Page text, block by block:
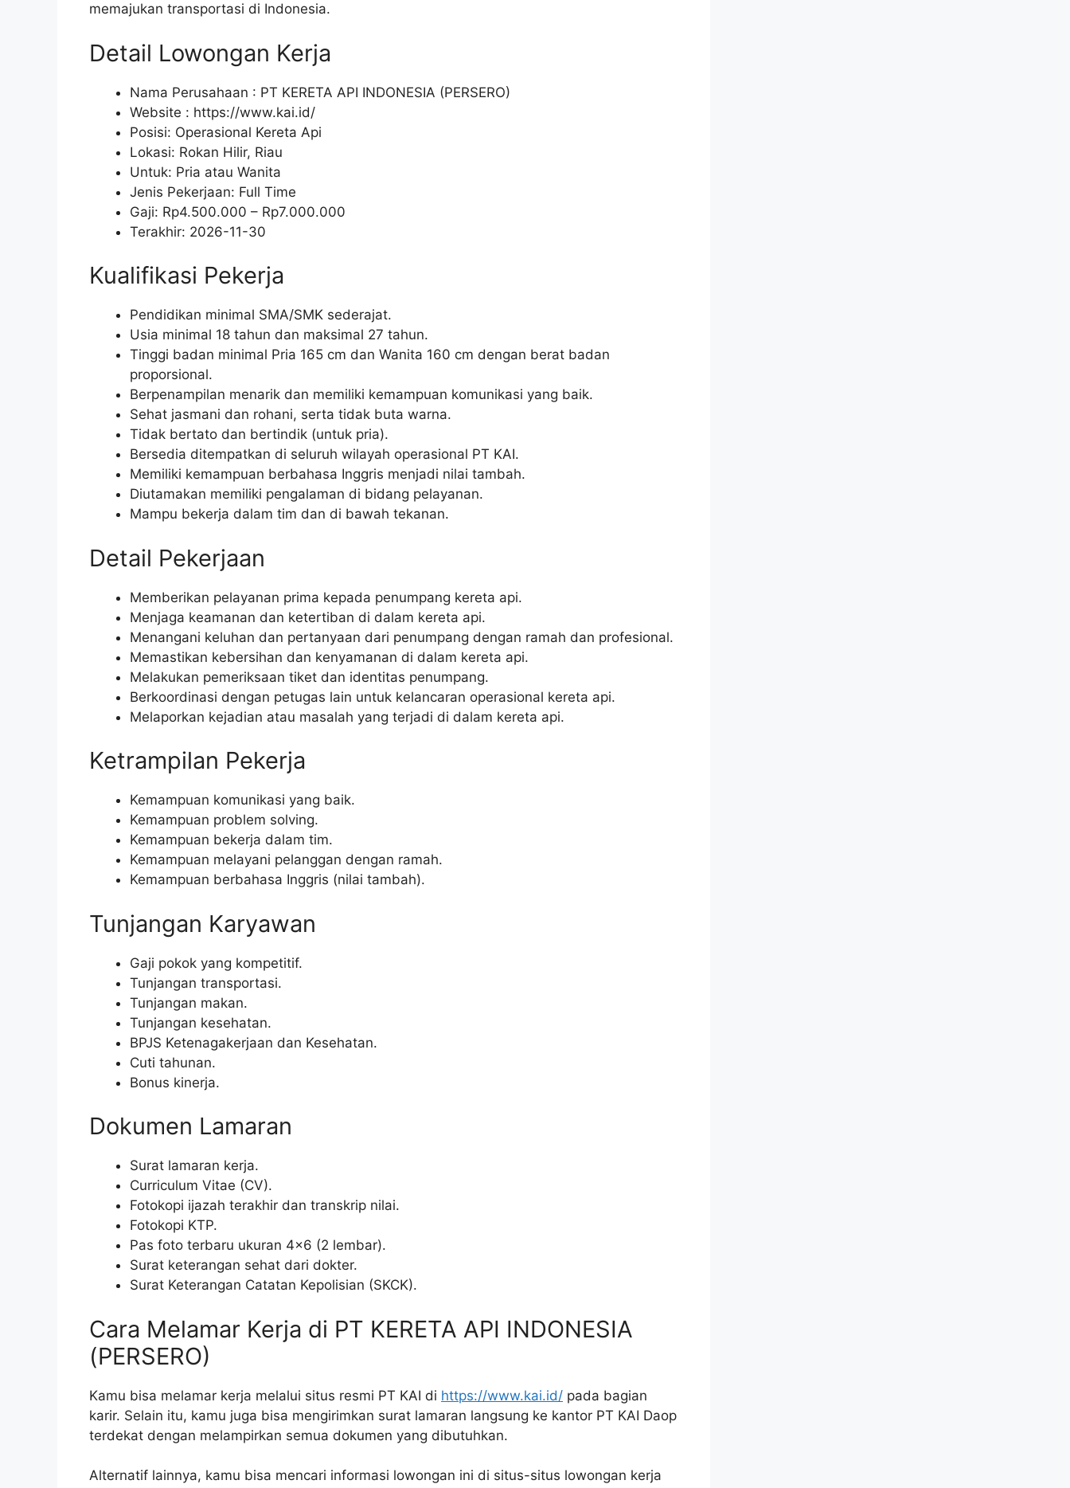
memajukan transportasi di Indonesia.
Detail Lowongan Kerja
Nama Perusahaan : PT KERETA API INDONESIA (PERSERO)
Website : https://www.kai.id/
Posisi: Operasional Kereta Api
Lokasi: Rokan Hilir, Riau
Untuk: Pria atau Wanita
Jenis Pekerjaan: Full Time
Gaji: Rp4.500.000 – Rp7.000.000
Terakhir: 2026-11-30
Kualifikasi Pekerja
Pendidikan minimal SMA/SMK sederajat.
Usia minimal 18 tahun dan maksimal 27 tahun.
Tinggi badan minimal Pria 165 cm dan Wanita 160 cm dengan berat badan
proporsional.
Berpenampilan menarik dan memiliki kemampuan komunikasi yang baik.
Sehat jasmani dan rohani, serta tidak buta warna.
Tidak bertato dan bertindik (untuk pria).
Bersedia ditempatkan di seluruh wilayah operasional PT KAI.
Memiliki kemampuan berbahasa Inggris menjadi nilai tambah.
Diutamakan memiliki pengalaman di bidang pelayanan.
Mampu bekerja dalam tim dan di bawah tekanan.
Detail Pekerjaan
Memberikan pelayanan prima kepada penumpang kereta api.
Menjaga keamanan dan ketertiban di dalam kereta api.
Menangani keluhan dan pertanyaan dari penumpang dengan ramah dan profesional.
Memastikan kebersihan dan kenyamanan di dalam kereta api.
Melakukan pemeriksaan tiket dan identitas penumpang.
Berkoordinasi dengan petugas lain untuk kelancaran operasional kereta api.
Melaporkan kejadian atau masalah yang terjadi di dalam kereta api.
Ketrampilan Pekerja
Kemampuan komunikasi yang baik.
Kemampuan problem solving.
Kemampuan bekerja dalam tim.
Kemampuan melayani pelanggan dengan ramah.
Kemampuan berbahasa Inggris (nilai tambah).
Tunjangan Karyawan
Gaji pokok yang kompetitif.
Tunjangan transportasi.
Tunjangan makan.
Tunjangan kesehatan.
BPJS Ketenagakerjaan dan Kesehatan.
Cuti tahunan.
Bonus kinerja.
Dokumen Lamaran
Surat lamaran kerja.
Curriculum Vitae (CV).
Fotokopi ijazah terakhir dan transkrip nilai.
Fotokopi KTP.
Pas foto terbaru ukuran 4×6 (2 lembar).
Surat keterangan sehat dari dokter.
Surat Keterangan Catatan Kepolisian (SKCK).
Cara Melamar Kerja di PT KERETA API INDONESIA
(PERSERO)
Kamu bisa melamar kerja melalui situs resmi PT KAI di https://www.kai.id/ pada bagian
karir. Selain itu, kamu juga bisa mengirimkan surat lamaran langsung ke kantor PT KAI Daop
terdekat dengan melampirkan semua dokumen yang dibutuhkan.
Alternatif lainnya, kamu bisa mencari informasi lowongan ini di situs-situs lowongan kerja